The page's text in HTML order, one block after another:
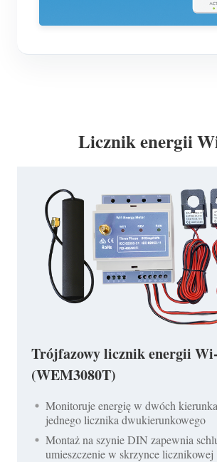
Licznik energii
Trójfazowy licznik energii
(WEM3080T)
Monitoruje energię w dwóch
jednego licznika dwukierunkowego
Montaż na szynie DIN zapewnia
umieszczenie w skrzynce licznikowej